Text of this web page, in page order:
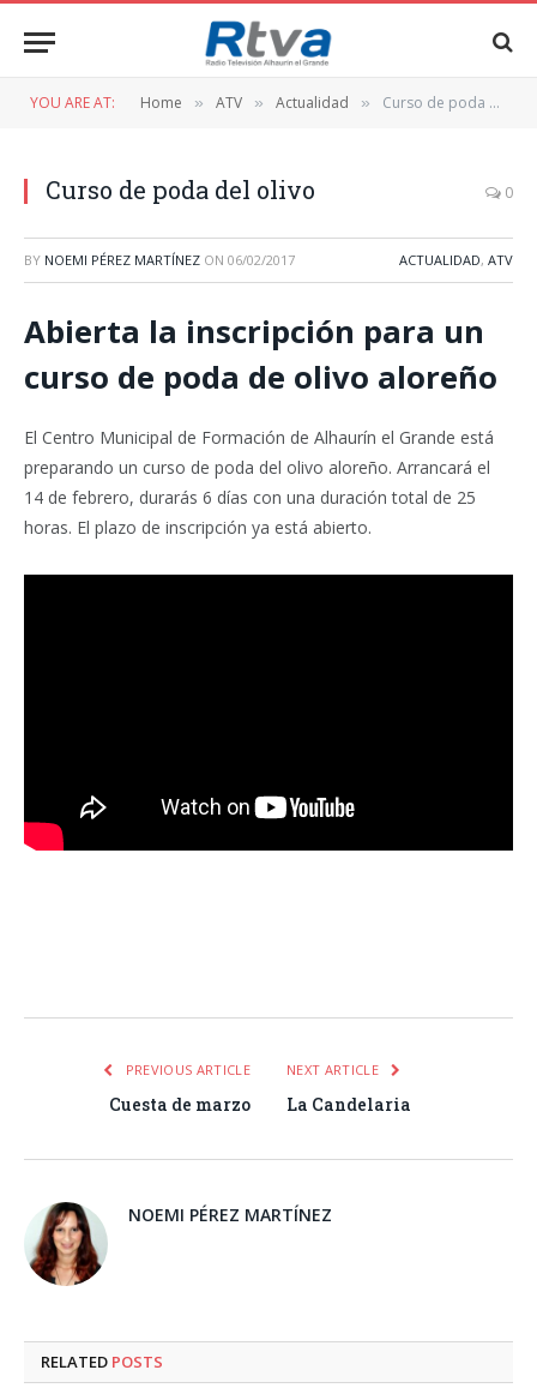
YOU ARE AT: Home » ATV » Actualidad » Curso de poda del olivo
Curso de poda del olivo 0
BY NOEMI PÉREZ MARTÍNEZ ON 06/02/2017 ACTUALIDAD, ATV
Abierta la inscripción para un
curso de poda de olivo aloreño
El Centro Municipal de Formación de Alhaurín el Grande está
preparando un curso de poda del olivo aloreño. Arrancará el
14 de febrero, durarás 6 días con una duración total de 25
horas. El plazo de inscripción ya está abierto.
PREVIOUS ARTICLE
Cuesta de marzo
NEXT ARTICLE
La Candelaria
NOEMI PÉREZ MARTÍNEZ
RELATED POSTS